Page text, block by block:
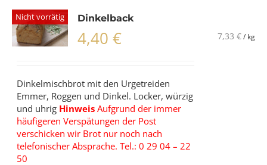
Nicht vorrätig Dinkelback
4,40€ 7,33 €/ kg
Dinkelmischbrot mit den Urgetreiden
Emmer, Roggen und Dinkel. Locker, würzig
und uhrig Hinweis Aufgrund der immer
häufigeren Verspätungen der Post
verschicken wir Brot nur noch nach
telefonischer Absprache. Tel.: 0 29 04 – 22
50